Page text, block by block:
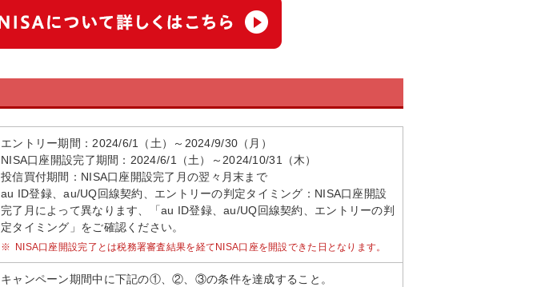
エントリー期間：2024/6/1（土）～2024/9/30（月）
NISA口座開設完了期間：2024/6/1（土）～2024/10/31（木）
投信買付期間：NISA口座開設完了月の翌々月末まで
au ID登録、au/UQ回線契約、エントリーの判定タイミング：NISA口座開設
完了月によって異なります、「au ID登録、au/UQ回線契約、エントリーの判
定タイミング」をご確認ください。
※ NISA口座開設完了とは税務署審査結果を経てNISA口座を開設できた日となります。
キャンペーン期間中に下記の①、②、③の条件を達成すること。